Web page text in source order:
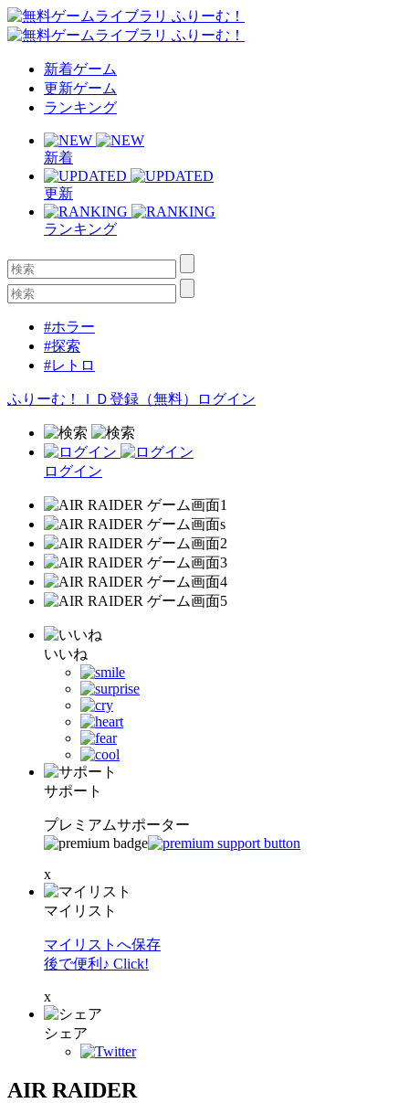
新着ゲーム
更新ゲーム
ランキング
新着
更新
ランキング
#ホラー
#探索
#レトロ
ふりーむ！ＩＤ登録（無料） ログイン
ログイン
いいね
サポート
プレミアムサポーター
x
マイリスト
マイリストへ保存
後で便利♪ Click!
x
シェア
AIR RAIDER